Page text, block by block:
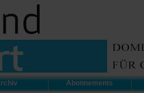
Abonnements